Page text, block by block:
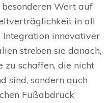
Wert auf
in all
Integration innovativer
streben sie danach,
zu schaffen, die nicht
sind, sondern auch
Fußabdruck